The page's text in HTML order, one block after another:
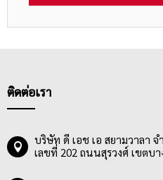
ติดต่อเรา
บริษัท ดี เอช เอ สยามวาลา จ
เลขที่ 202 ถนนสุรวงศ์ เขตบา